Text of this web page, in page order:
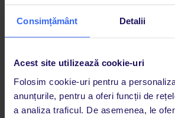
Consimțământ Detalii
Acest site utilizează cookie-uri
Folosim cookie-uri pentru a
anunțurile, pentru a oferi funcții de
a analiza traficul. De asemenea, le